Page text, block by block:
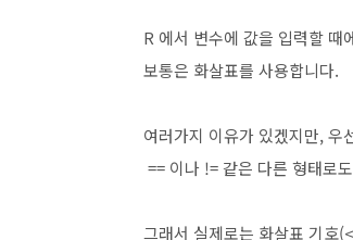
R 에서 변수에 값을 입력할 때
보통은 화살표를 사용합니다.
여러가지 이유가 있겠지만, 우
== 이나 != 같은 다른 형태로
그래서 실제로는 화살표 기호